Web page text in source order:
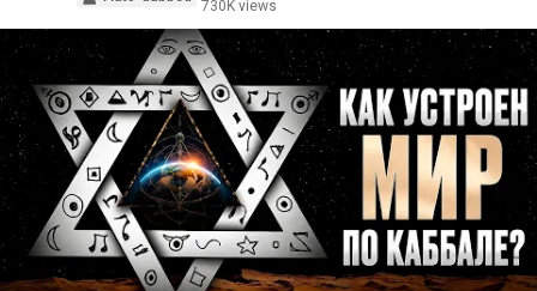
730K views